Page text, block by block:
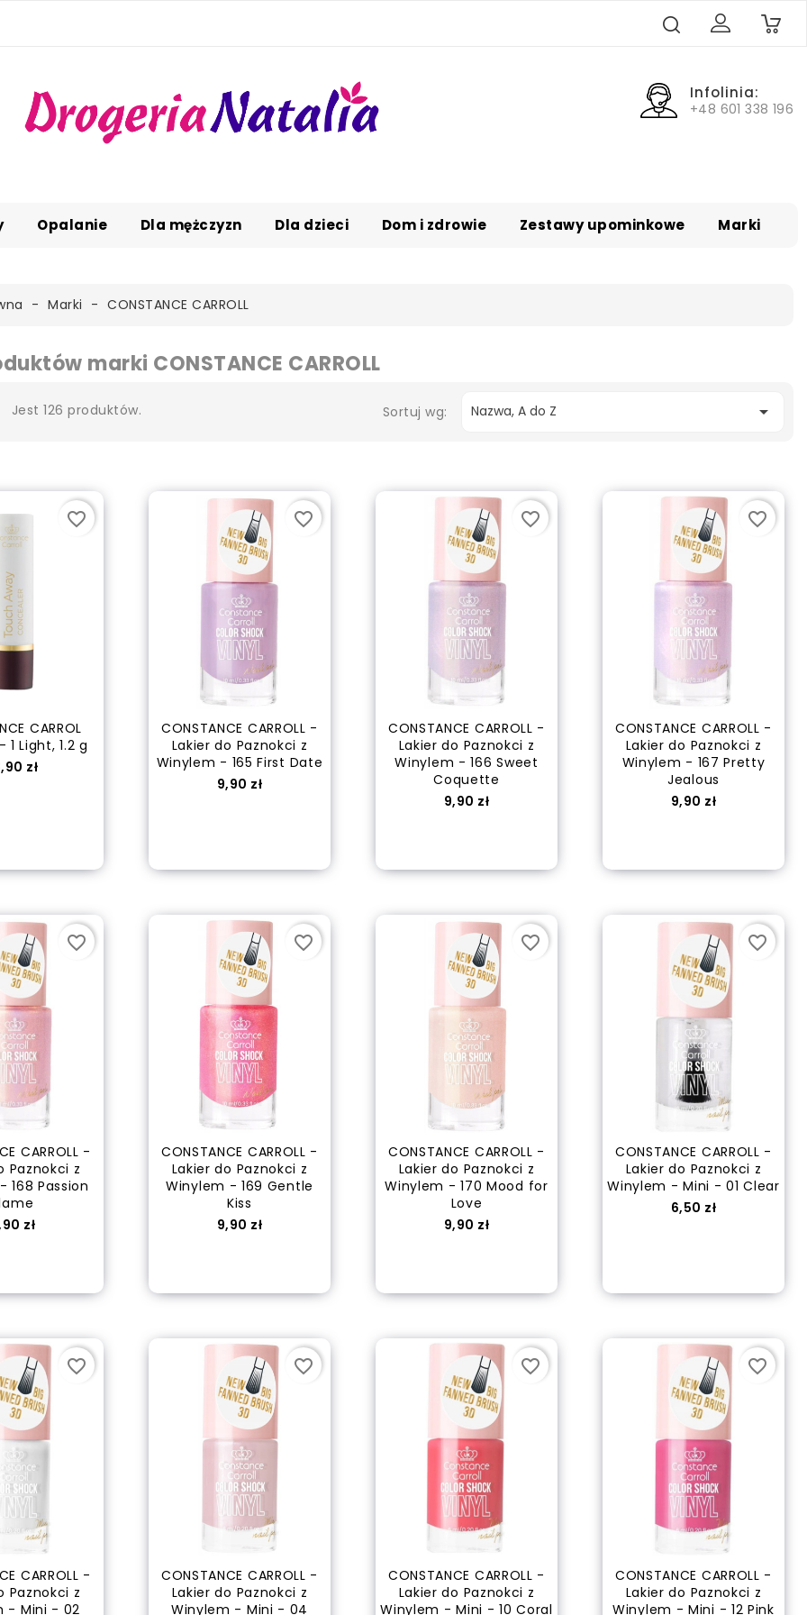
0
Infolinia:
+48 601 338 196
Opalanie Dla mężczyzn Dla dzieci Dom i zdrowie Zestawy upominkowe Marki
WELLATON Farba do...
Cena
21,50 zł
WELLATON Farba do...
WELLATON Farba do...
Cena
21,50 zł
Marki CONSTANCE CARROLL
marki CONSTANCE CARROLL
Jest 126 produktów. Sortuj wg: Nazwa, A do Z 
CARROL
Light, 1.2 g
zł
favorite_border
CONSTANCE CARROLL -
Lakier do Paznokci z
Winylem - 165 First Date
Cena
9,90 zł
favorite_border
CONSTANCE CARROLL -
Lakier do Paznokci z
Winylem - 166 Sweet
Coquette
Cena
9,90 zł
favorite_border
CONSTANCE CARROLL -
Lakier do Paznokci z
Winylem - 167 Pretty
Jealous
Cena
9,90 zł
favorite_border
CARROLL -
Paznokci z
168 Passion
zł
favorite_border
CONSTANCE CARROLL -
Lakier do Paznokci z
Winylem - 169 Gentle
Kiss
Cena
9,90 zł
favorite_border
CONSTANCE CARROLL -
Lakier do Paznokci z
Winylem - 170 Mood for
Love
Cena
9,90 zł
favorite_border
CONSTANCE CARROLL -
Lakier do Paznokci z
Winylem - Mini - 01 Clear
Cena
6,50 zł
favorite_border
CARROLL -
Paznokci z
- Mini - 02
favorite_border
CONSTANCE CARROLL -
Lakier do Paznokci z
Winylem - Mini - 04
favorite_border
CONSTANCE CARROLL -
Lakier do Paznokci z
Winylem - Mini - 10 Coral
favorite_border
CONSTANCE CARROLL -
Lakier do Paznokci z
Winylem - Mini - 12 Pink
favorite_border